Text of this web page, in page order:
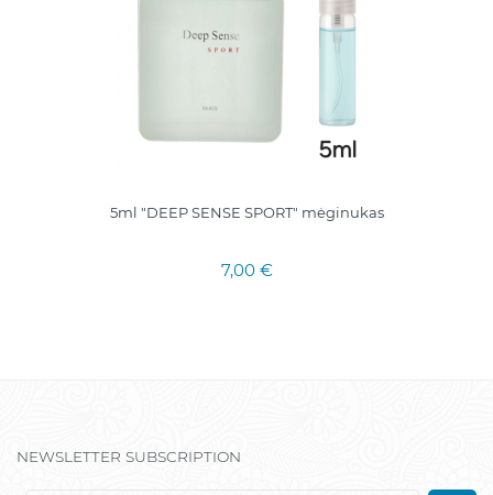
5ml "DEEP SENSE SPORT" mėginukas
7,00 €
NEWSLETTER SUBSCRIPTION